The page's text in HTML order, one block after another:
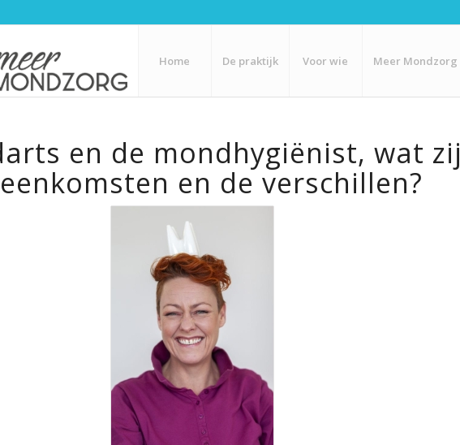
Home De praktijk Voor wie Meer Mondzorg
en de mondhygiënist, wat
en de verschillen?